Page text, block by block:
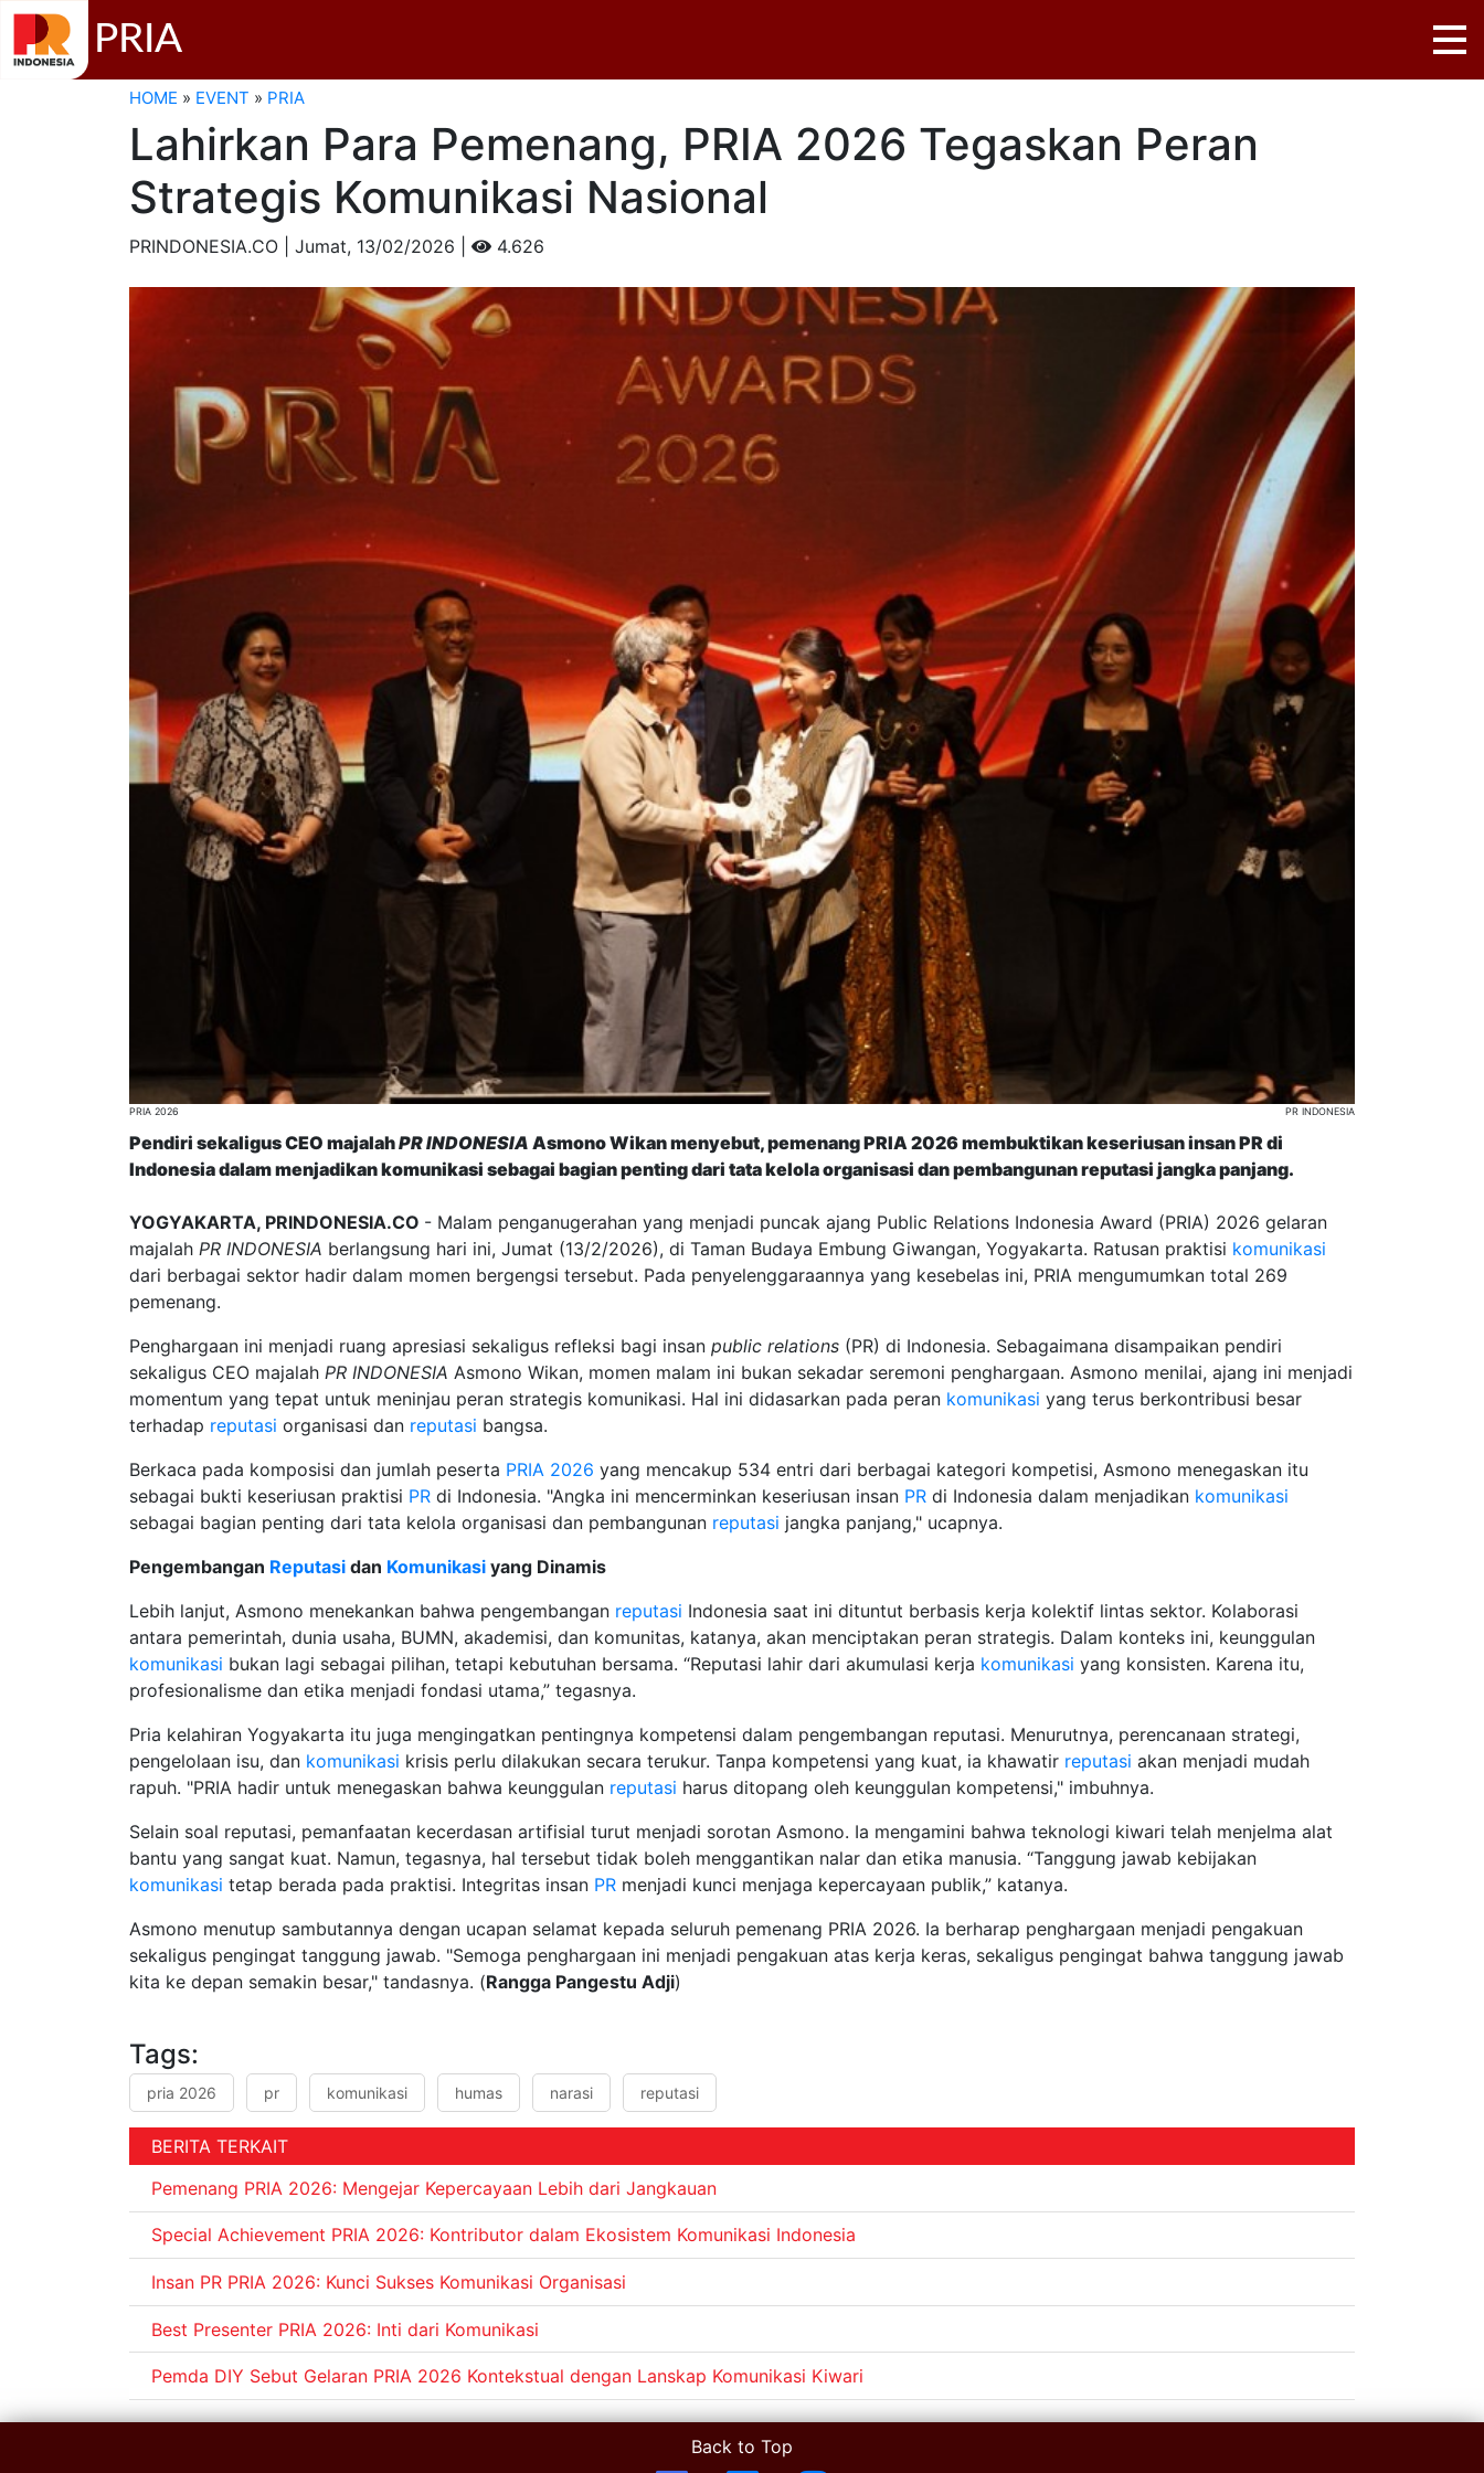
PRIA
HOME » EVENT » PRIA
Lahirkan Para Pemenang, PRIA 2026 Tegaskan Peran
Strategis Komunikasi Nasional
PRINDONESIA.CO | Jumat, 13/02/2026 | 4.626
PRIA 2026 PR INDONESIA
Pendiri sekaligus CEO majalahPR INDONESIA Asmono Wikan menyebut, pemenang PRIA 2026 membuktikan keseriusan insan PR di
Indonesia dalam menjadikan komunikasi sebagai bagian penting dari tata kelola organisasi dan pembangunan reputasi jangka panjang.
YOGYAKARTA, PRINDONESIA.CO - Malam penganugerahan yang menjadi puncak ajang Public Relations Indonesia Award (PRIA) 2026 gelaran
majalah PR INDONESIA berlangsung hari ini, Jumat (13/2/2026), di Taman Budaya Embung Giwangan, Yogyakarta. Ratusan praktisi komunikasi
dari berbagai sektor hadir dalam momen bergengsi tersebut. Pada penyelenggaraannya yang kesebelas ini, PRIA mengumumkan total 269
pemenang.
Penghargaan ini menjadi ruang apresiasi sekaligus refleksi bagi insan public relations (PR) di Indonesia. Sebagaimana disampaikan pendiri
sekaligus CEO majalah PR INDONESIA Asmono Wikan, momen malam ini bukan sekadar seremoni penghargaan. Asmono menilai, ajang ini menjadi
momentum yang tepat untuk meninjau peran strategis komunikasi. Hal ini didasarkan pada peran komunikasi yang terus berkontribusi besar
terhadap reputasi organisasi dan reputasi bangsa.
Berkaca pada komposisi dan jumlah peserta PRIA 2026 yang mencakup 534 entri dari berbagai kategori kompetisi, Asmono menegaskan itu
sebagai bukti keseriusan praktisi PR di Indonesia. "Angka ini mencerminkan keseriusan insan PR di Indonesia dalam menjadikan komunikasi
sebagai bagian penting dari tata kelola organisasi dan pembangunan reputasi jangka panjang," ucapnya.
Pengembangan Reputasi dan Komunikasi yang Dinamis
Lebih lanjut, Asmono menekankan bahwa pengembangan reputasi Indonesia saat ini dituntut berbasis kerja kolektif lintas sektor. Kolaborasi
antara pemerintah, dunia usaha, BUMN, akademisi, dan komunitas, katanya, akan menciptakan peran strategis. Dalam konteks ini, keunggulan
komunikasi bukan lagi sebagai pilihan, tetapi kebutuhan bersama. “Reputasi lahir dari akumulasi kerja komunikasi yang konsisten. Karena itu,
profesionalisme dan etika menjadi fondasi utama,” tegasnya.
Pria kelahiran Yogyakarta itu juga mengingatkan pentingnya kompetensi dalam pengembangan reputasi. Menurutnya, perencanaan strategi,
pengelolaan isu, dan komunikasi krisis perlu dilakukan secara terukur. Tanpa kompetensi yang kuat, ia khawatir reputasi akan menjadi mudah
rapuh. "PRIA hadir untuk menegaskan bahwa keunggulan reputasi harus ditopang oleh keunggulan kompetensi," imbuhnya.
Selain soal reputasi, pemanfaatan kecerdasan artifisial turut menjadi sorotan Asmono. Ia mengamini bahwa teknologi kiwari telah menjelma alat
bantu yang sangat kuat. Namun, tegasnya, hal tersebut tidak boleh menggantikan nalar dan etika manusia. “Tanggung jawab kebijakan
komunikasi tetap berada pada praktisi. Integritas insan PR menjadi kunci menjaga kepercayaan publik,” katanya.
Asmono menutup sambutannya dengan ucapan selamat kepada seluruh pemenang PRIA 2026. Ia berharap penghargaan menjadi pengakuan
sekaligus pengingat tanggung jawab. "Semoga penghargaan ini menjadi pengakuan atas kerja keras, sekaligus pengingat bahwa tanggung jawab
kita ke depan semakin besar," tandasnya. (Rangga Pangestu Adji)
Tags:
pria 2026 pr komunikasi humas narasi reputasi
BERITA TERKAIT
Pemenang PRIA 2026: Mengejar Kepercayaan Lebih dari Jangkauan
Special Achievement PRIA 2026: Kontributor dalam Ekosistem Komunikasi Indonesia
Insan PR PRIA 2026: Kunci Sukses Komunikasi Organisasi
Best Presenter PRIA 2026: Inti dari Komunikasi
Pemda DIY Sebut Gelaran PRIA 2026 Kontekstual dengan Lanskap Komunikasi Kiwari
Back to Top